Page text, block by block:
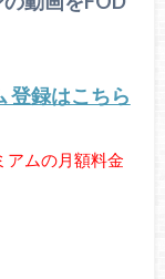
登録はこちら
アムの月額料金